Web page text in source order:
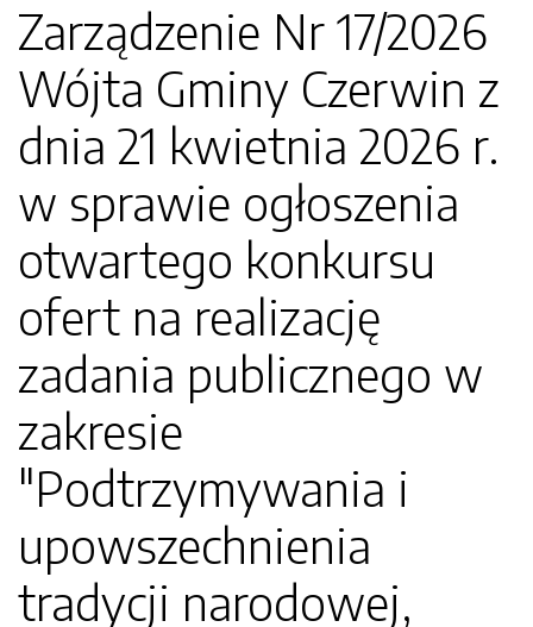
Zarządzenie Nr 17/2026
Wójta Gminy Czerwin z
dnia 21 kwietnia 2026 r.
w sprawie ogłoszenia
otwartego konkursu
ofert na realizację
zadania publicznego w
zakresie
"Podtrzymywania i
upowszechnienia
tradycji narodowej,